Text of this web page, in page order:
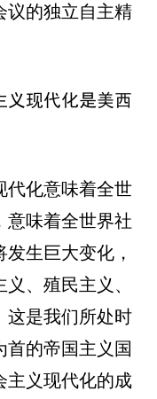
议的独立自主精
义现代化是美西
代化意味着全世
意味着全世界社
生巨大变化，
、殖民主义、
这是我们所处时
首的帝国主义国
主义现代化的成